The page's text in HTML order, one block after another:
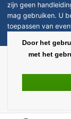
zijn geen
mag gebruiken. U
toepassen van
Copyright © 2026 -
Alle
Door het
met het